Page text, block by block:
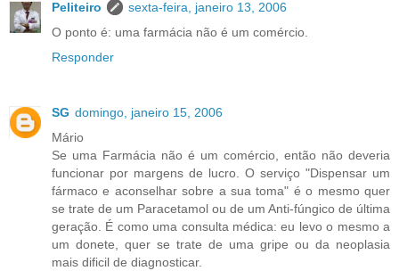
Peliteiro
sexta-feira, janeiro 13, 2006
O ponto é: uma farmácia não é um comércio.
Responder
SG domingo, janeiro 15, 2006
Mário
Se uma Farmácia não é um comércio, então não deveria
funcionar por margens de lucro. O serviço "Dispensar um
fármaco e aconselhar sobre a sua toma" é o mesmo quer
se trate de um Paracetamol ou de um Anti-fúngico de última
geração. É como uma consulta médica: eu levo o mesmo a
um donete, quer se trate de uma gripe ou da neoplasia
mais dificil de diagnosticar.